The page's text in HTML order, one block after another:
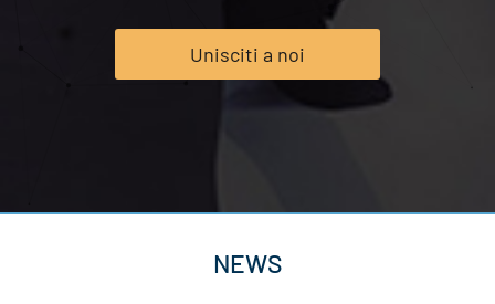
Unisciti a noi
NEWS